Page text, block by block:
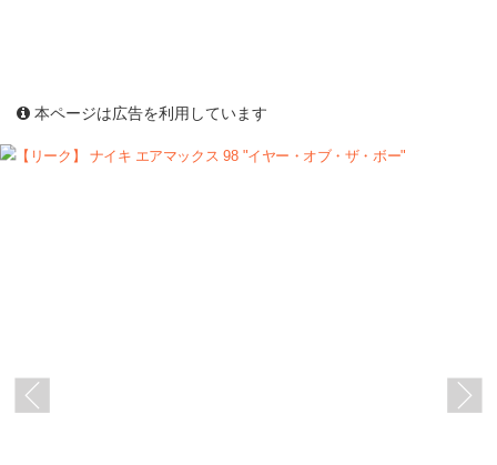
本ページは広告を利用しています